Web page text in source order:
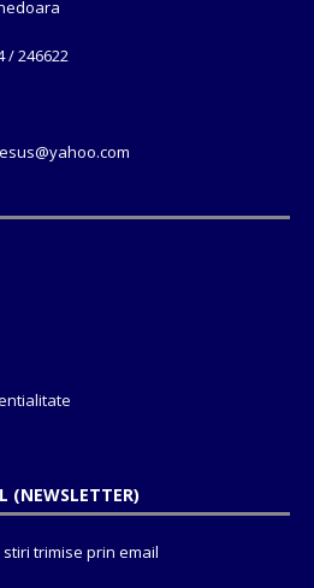
/ 246622
(NEWSLETTER)
trimise prin email